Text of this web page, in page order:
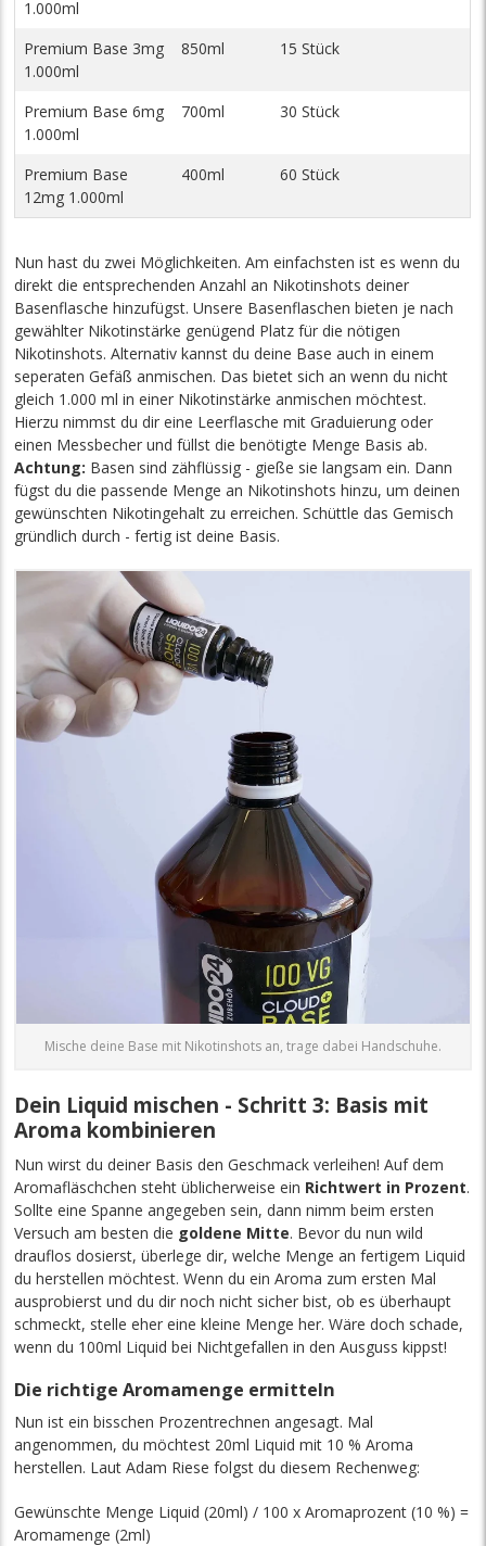
1.000ml
Premium Base 3mg
1.000ml
850ml 15 Stück
Premium Base 6mg
1.000ml
700ml 30 Stück
Premium Base
12mg 1.000ml
400ml 60 Stück
Nun hast du zwei Möglichkeiten. Am einfachsten ist es wenn du
direkt die entsprechenden Anzahl an Nikotinshots deiner
Basenflasche hinzufügst. Unsere Basenflaschen bieten je nach
gewählter Nikotinstärke genügend Platz für die nötigen
Nikotinshots. Alternativ kannst du deine Base auch in einem
seperaten Gefäß anmischen. Das bietet sich an wenn du nicht
gleich 1.000 ml in einer Nikotinstärke anmischen möchtest.
Hierzu nimmst du dir eine Leerflasche mit Graduierung oder
einen Messbecher und füllst die benötigte Menge Basis ab.
Achtung: Basen sind zähflüssig - gieße sie langsam ein. Dann
fügst du die passende Menge an Nikotinshots hinzu, um deinen
gewünschten Nikotingehalt zu erreichen. Schüttle das Gemisch
gründlich durch - fertig ist deine Basis.
Mische deine Base mit Nikotinshots an, trage dabei Handschuhe.
Dein Liquid mischen - Schritt 3: Basis mit
Aroma kombinieren
Nun wirst du deiner Basis den Geschmack verleihen! Auf dem
Aromafläschchen steht üblicherweise ein Richtwert in Prozent.
Sollte eine Spanne angegeben sein, dann nimm beim ersten
Versuch am besten die goldene Mitte. Bevor du nun wild
drauflos dosierst, überlege dir, welche Menge an fertigem Liquid
du herstellen möchtest. Wenn du ein Aroma zum ersten Mal
ausprobierst und du dir noch nicht sicher bist, ob es überhaupt
schmeckt, stelle eher eine kleine Menge her. Wäre doch schade,
wenn du 100ml Liquid bei Nichtgefallen in den Ausguss kippst!
Die richtige Aromamenge ermitteln
Nun ist ein bisschen Prozentrechnen angesagt. Mal
angenommen, du möchtest 20ml Liquid mit 10 % Aroma
herstellen. Laut Adam Riese folgst du diesem Rechenweg:
Gewünschte Menge Liquid (20ml) / 100 x Aromaprozent (10 %) =
Aromamenge (2ml)